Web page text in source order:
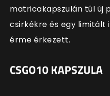
matricakapszulán túl új
csirkékre és egy limitált
érme érkezett.
CSGO10 KAPSZULA